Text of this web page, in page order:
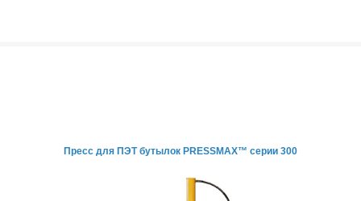
Пресс для ПЭТ бутылок PRESSMAX™ серии 300